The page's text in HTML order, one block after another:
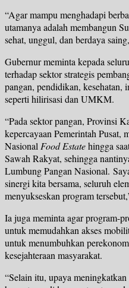
“Agar mampu menghadapi
utamanya adalah membangun
sehat, unggul, dan berdaya
Gubernur meminta kepada
terhadap sektor strategis
pangan, pendidikan, kesehatan,
seperti hilirisasi dan UMKM.
“Pada sektor pangan, Provinsi
kepercayaan Pemerintah Pusat,
NasionalFood Estatehingga
Sawah Rakyat, sehingga
Lumbung Pangan Nasional.
sinergi kita bersama, seluruh
menyukseskan program
Ia juga meminta agar program-
untuk memudahkan akses
untuk menumbuhkan
kesejahteraan masyarakat.
“Selain itu, upaya